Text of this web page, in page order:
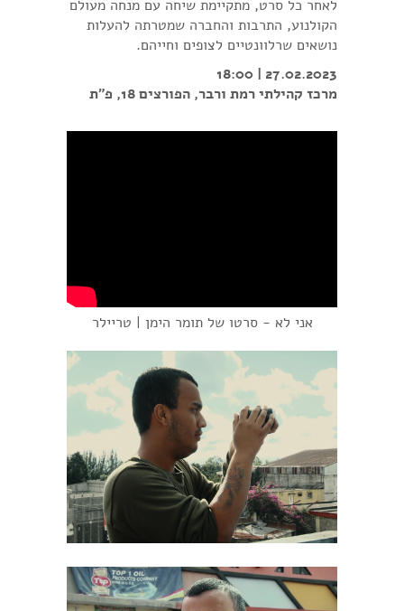
לאחר כל סרט, מתקיימת שיחה עם מנחה מעולם
הקולנוע, התרבות והחברה שמטרתה להעלות
נושאים שרלוונטיים לצופים וחייהם.
27.02.2023 | 18:00
מרכז קהילתי רמת ורבר, הפורצים 18, פ״ת
אני לא - סרטו של תומר הימן | טריילר